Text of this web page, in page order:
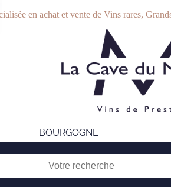
en achat et vente de Vins rares,
BOURGOGNE